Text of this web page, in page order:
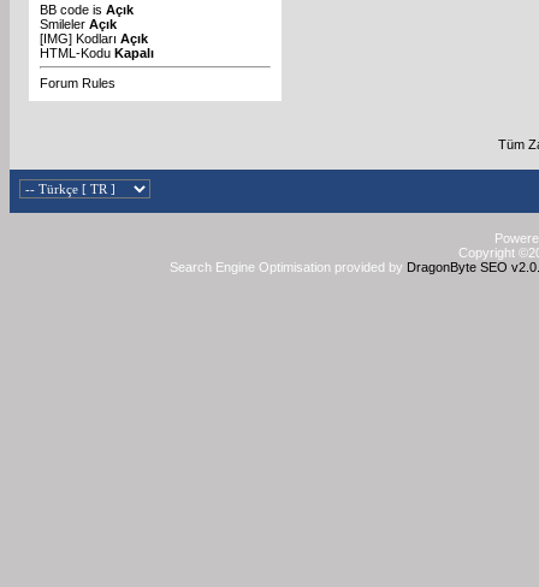
BB code is Açık
Smileler Açık
[IMG] Kodları Açık
HTML-Kodu Kapalı
Forum Rules
Tüm
Copyright
Search Engine Optimisation provided by DragonByte SEO